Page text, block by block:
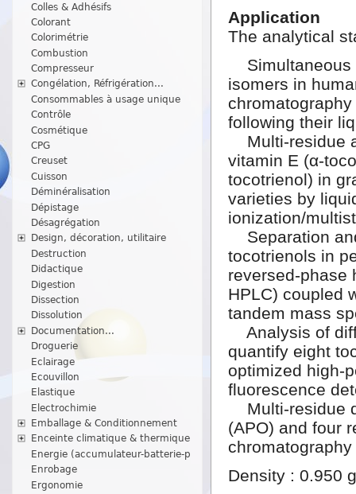
Colles & Adhésifs
Colorant
Colorimétrie
Combustion
Compresseur
Congélation, Réfrigération...
Consommables à usage unique
Contrôle
Cosmétique
CPG
Creuset
Cuisson
Déminéralisation
Dépistage
Désagrégation
Design, décoration, utilitaire
Destruction
Didactique
Digestion
Dissection
Dissolution
Documentation...
Droguerie
Eclairage
Ecouvillon
Elastique
Electrochimie
Emballage & Conditionnement
Enceinte climatique & thermique
Energie (accumulateur-batterie-p
Enrobage
Ergonomie
Application
The analytical
Simultaneous
isomers in
following their
Multi-residue
vitamin E (α-
tocotrienol) in
varieties by
ionization/
Separation
tocotrienols in
reversed-phase
HPLC) coupled
tandem mass
Analysis of
quantify eight
optimized high-
fluorescence
Multi-residue
(APO) and four
Density : 0.950